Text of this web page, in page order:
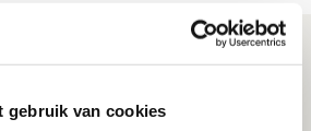
gebruik van cookies
wallpaper van Godts in